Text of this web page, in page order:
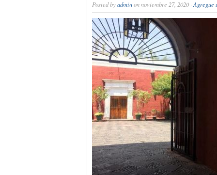
Posted byadminon noviembre 27, 2020 · Agregue